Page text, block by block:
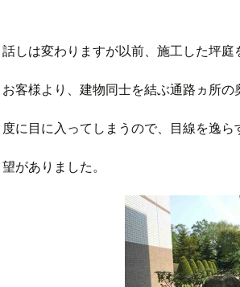
話しは変わりますが以前、施工した坪庭
お客様より、建物同士を結ぶ通路ヵ所
度に目に入ってしまうので、目線を逸
望がありました。